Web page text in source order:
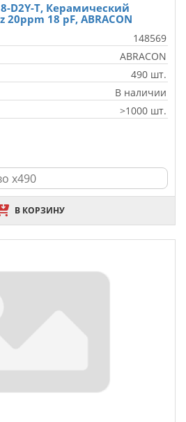
D2Y-T, Керамический
20ppm 18 pF, ABRACON
148569
ABRACON
490 шт.
В наличии
>1000 шт.
В КОРЗИНУ